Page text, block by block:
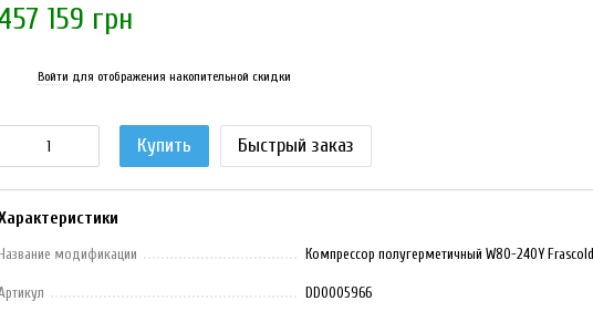
159 грн
Войти для отображения накопительной скидки
Купить Быстрый заказ
Название модификации Компрессор полугерметичный W80-240Y Frascold
DD0005966